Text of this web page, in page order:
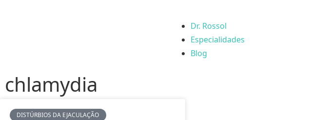
Dr. Rossol
Especialidades
Blog
chlamydia
DISTÚRBIOS DA EJACULAÇÃO